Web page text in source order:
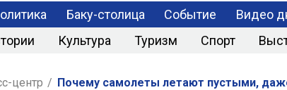
Баку-столица Событие Видео
Культура Туризм Спорт
центр / Почему самолеты летают пустыми,